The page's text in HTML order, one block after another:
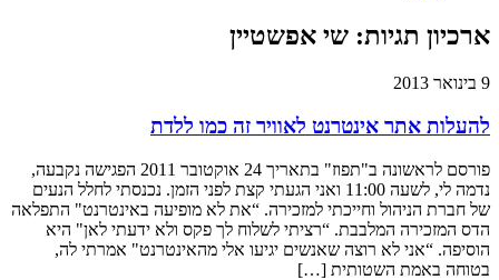
ארכיון תגיות: שי אפשטיין
להעלות אתר אינטרנט לאוויר זה כמו ללדת
פורסם לראשונה ב"תפוז" בתאריך 24 אוקטובר 2011 הפגישה נקבעה,
נדמה לי, לשעה 11:00 ואני הגעתי קצת לפני הזמן. נכנסתי לחלל הנעים
של חברת הניהול וחייכתי למזכירה. “את לא מופיעה באינטרנט" התפלאה
הדס המזכירה המלבבת. “רציתי לשלוח לך פקס ולא ידעתי לאן" היא
הוסיפה. “אני לא רוצה שאנשים יגיעו אלי מהאינטרנט" אמרתי לה,
בטוחה באמת השטותית […]